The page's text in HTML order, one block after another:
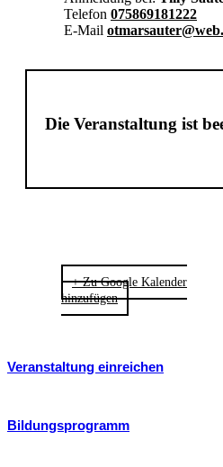
Telefon 075869181222
E-Mail
Die Veranstaltung ist
+ Zu Google Kalender
hinzufügen
Veranstaltung einreichen
Bildungsprogramm